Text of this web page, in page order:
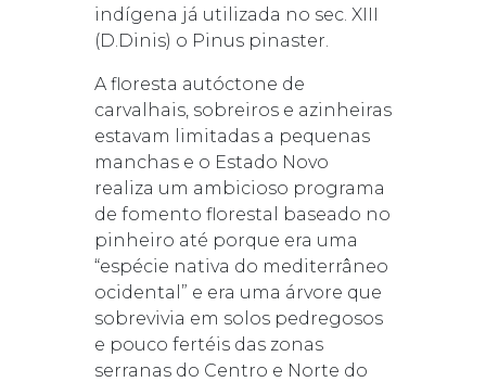
indígena já utilizada no sec. XIII
(D.Dinis) o Pinus pinaster.
A floresta autóctone de
carvalhais, sobreiros e azinheiras
estavam limitadas a pequenas
manchas e o Estado Novo
realiza um ambicioso programa
de fomento florestal baseado no
pinheiro até porque era uma
“espécie nativa do mediterrâneo
ocidental” e era uma árvore que
sobrevivia em solos pedregosos
e pouco fertéis das zonas
serranas do Centro e Norte do